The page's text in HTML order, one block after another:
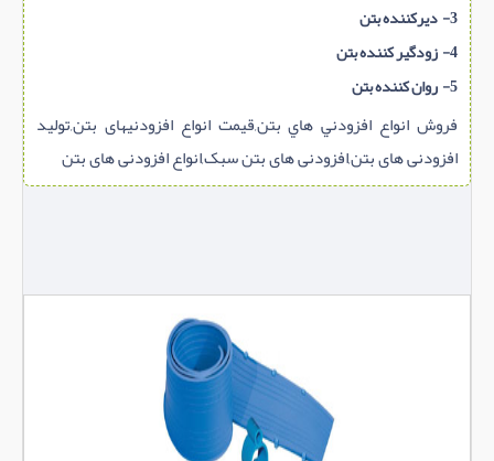
3- دیرکننده بتن
4- زودگیر کننده بتن
5- روان کننده بتن
فروش انواع افزودني هاي بتن,قیمت انواع افزودنیهای بتن,تولید
افزودنی های بتن,افزودنی های بتن سبک,انواع افزودنی های بتن